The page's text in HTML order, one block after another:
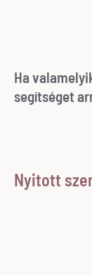
Ha
segítséget
Nyitott